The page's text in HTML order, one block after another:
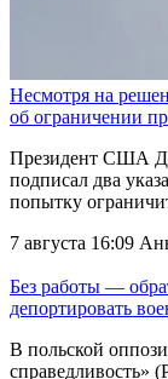
Несмотря на
об ограничении
Президент США
подписал два
попытку
7 августа 16:09
Без работы —
депортировать
В польской
справедливость»